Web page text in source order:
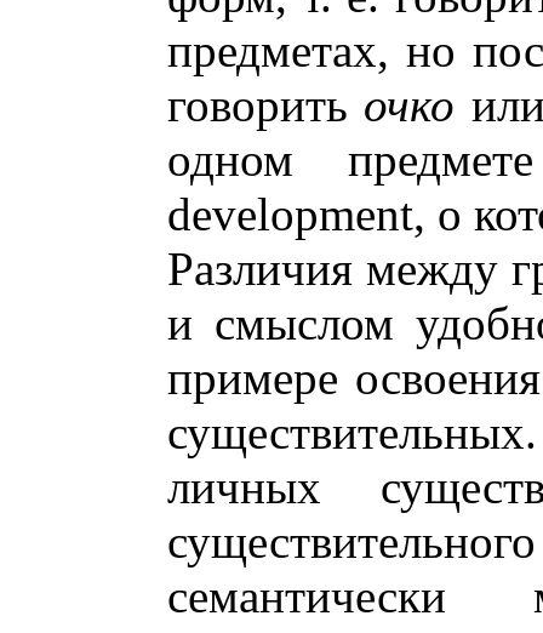
предметах, но
говорить очко
одном
development, о
Различия между
и смыслом
примере
личных